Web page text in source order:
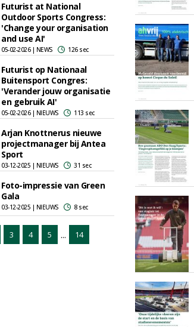
Futurist at National
Outdoor Sports Congress:
'Change your organisation
and use AI'
05-02-2026 | NEWS 126 sec
Futurist op Nationaal
Buitensport Congres:
'Verander jouw organisatie
en gebruik AI'
05-02-2026 | NIEUWS 113 sec
Arjan Knottnerus nieuwe
projectmanager bij Antea
Sport
03-12-2025 | NIEUWS 31 sec
Foto-impressie van Green
Gala
03-12-2025 | NIEUWS 8 sec
3 4 5 ... 14